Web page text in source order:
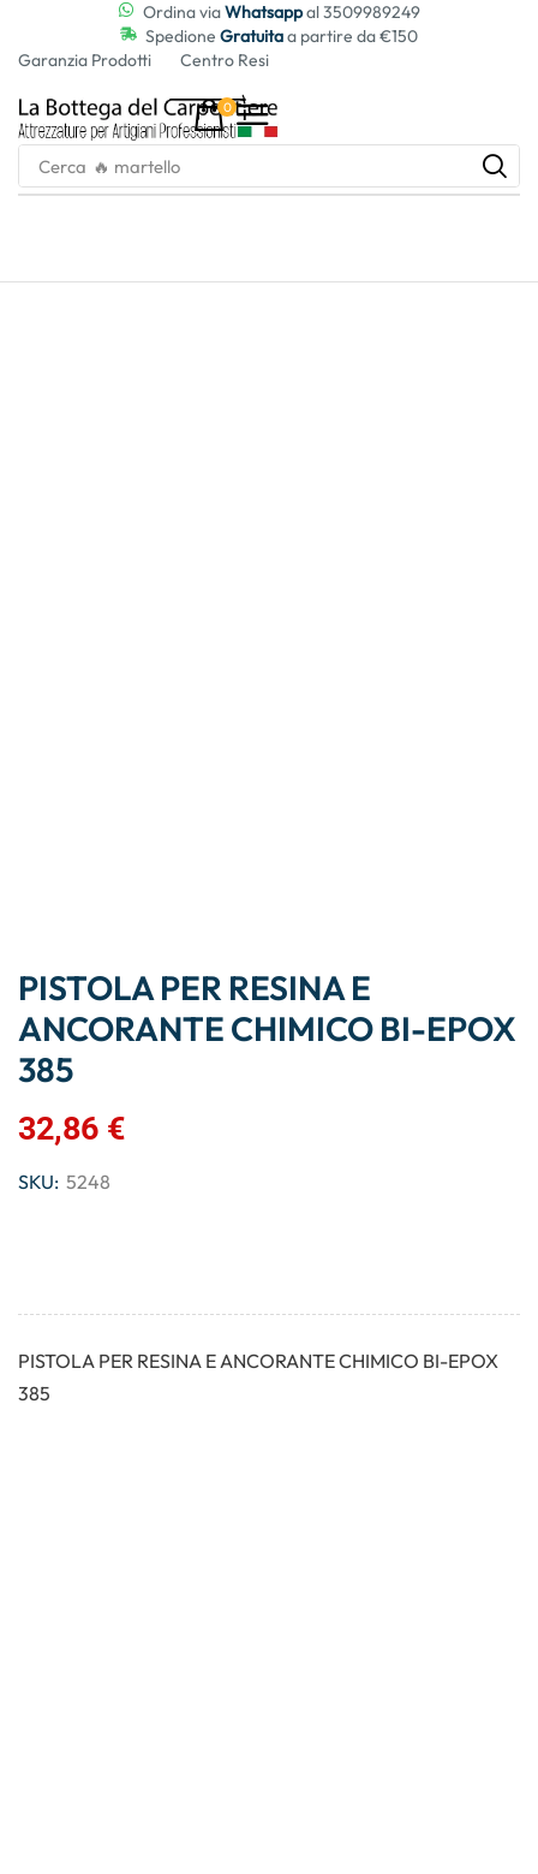
Ordina viaWhatsappal 3509989249
Spedione Gratuitaa partire da €150
Garanzia Prodotti
Centro Resi
0
Cerca 🔥 martello
PISTOLA PER RESINA E
ANCORANTE CHIMICO BI-EPOX
385
32,86 €
SKU: 5248
PISTOLA PER RESINA E ANCORANTE CHIMICO BI-EPOX
385